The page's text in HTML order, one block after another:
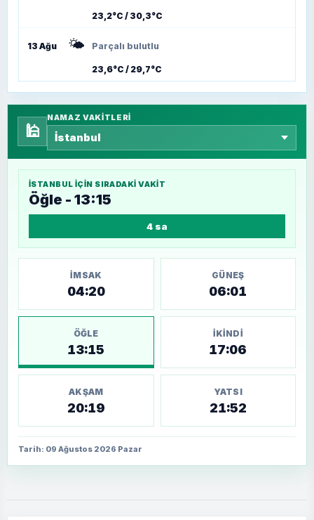
23,2°C / 30,3°C
13 Ağu 🌤️ Parçalı bulutlu
23,6°C / 29,7°C
🕌
NAMAZ VAKITLERI
İSTANBUL IÇIN SIRADAKI VAKIT
Öğle - 13:15
4 sa
İMSAK
04:20
GÜNEŞ
06:01
ÖĞLE
13:15
İKINDI
17:06
AKŞAM
20:19
YATSI
21:52
Tarih: 09 Ağustos 2026 Pazar